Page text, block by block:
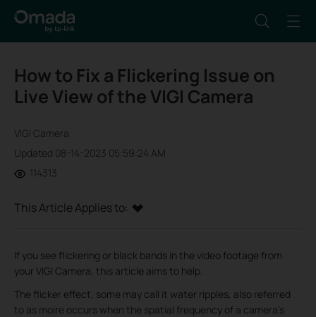
How to Fix a Flickering Issue on
Live View of the VIGI Camera
VIGI Camera
Updated 08-14-2023 05:59:24 AM
114313
This Article Applies to:
If you see flickering or black bands in the video footage from
your VIGI Camera, this article aims to help.
The flicker effect, some may call it water ripples, also referred
to as moire occurs when the spatial frequency of a camera's